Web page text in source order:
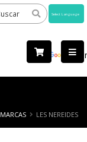
by
MARCAS LES NEREIDES